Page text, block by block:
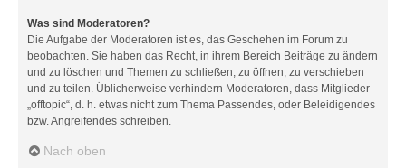
Was sind Moderatoren?
Die Aufgabe der Moderatoren ist es, das Geschehen im Forum zu
beobachten. Sie haben das Recht, in ihrem Bereich Beiträge zu ändern
und zu löschen und Themen zu schließen, zu öffnen, zu verschieben
und zu teilen. Üblicherweise verhindern Moderatoren, dass Mitglieder
„offtopic“, d. h. etwas nicht zum Thema Passendes, oder Beleidigendes
bzw. Angreifendes schreiben.
Nach oben